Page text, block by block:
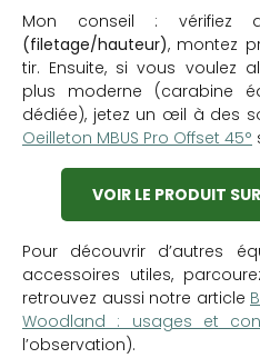
Mon conseil : vérifiez
(filetage/hauteur), montez
tir. Ensuite, si vous voulez
plus moderne (carabine
dédiée), jetez un œil à des
Oeilleton MBUS Pro Offset 45°
VOIR LE PRODUIT
Pour découvrir d’autres
accessoires utiles,
retrouvez aussi notre article
Woodland : usages et
l’observation).